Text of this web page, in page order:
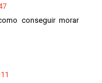
conseguir morar